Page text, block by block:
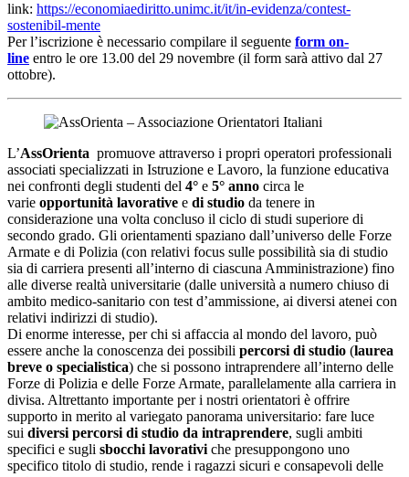
link: https://economiaediritto.unimc.it/it/in-evidenza/contest-
sostenibil-mente
Per l’iscrizione è necessario compilare il seguente form on-
line entro le ore 13.00 del 29 novembre (il form sarà attivo dal 27
ottobre).
L’AssOrienta promuove attraverso i propri operatori professionali
associati specializzati in Istruzione e Lavoro, la funzione educativa
nei confronti degli studenti del 4° e 5° anno circa le
varie opportunità lavorative e di studio da tenere in
considerazione una volta concluso il ciclo di studi superiore di
secondo grado. Gli orientamenti spaziano dall’universo delle Forze
Armate e di Polizia (con relativi focus sulle possibilità sia di studio
sia di carriera presenti all’interno di ciascuna Amministrazione) fino
alle diverse realtà universitarie (dalle università a numero chiuso di
ambito medico-sanitario con test d’ammissione, ai diversi atenei con
relativi indirizzi di studio).
Di enorme interesse, per chi si affaccia al mondo del lavoro, può
essere anche la conoscenza dei possibili percorsi di studio (laurea
breve o specialistica) che si possono intraprendere all’interno delle
Forze di Polizia e delle Forze Armate, parallelamente alla carriera in
divisa. Altrettanto importante per i nostri orientatori è offrire
supporto in merito al variegato panorama universitario: fare luce
sui diversi percorsi di studio da intraprendere, sugli ambiti
specifici e sugli sbocchi lavorativi che presuppongono uno
specifico titolo di studio, rende i ragazzi sicuri e consapevoli delle